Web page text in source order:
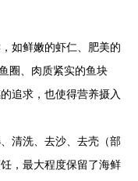
如鲜嫩的虾仁、肥美的
圈、肉质紧实的鱼块
追求，也使得营养摄入
清洗、去沙、去壳（部
，最大程度保留了海鲜